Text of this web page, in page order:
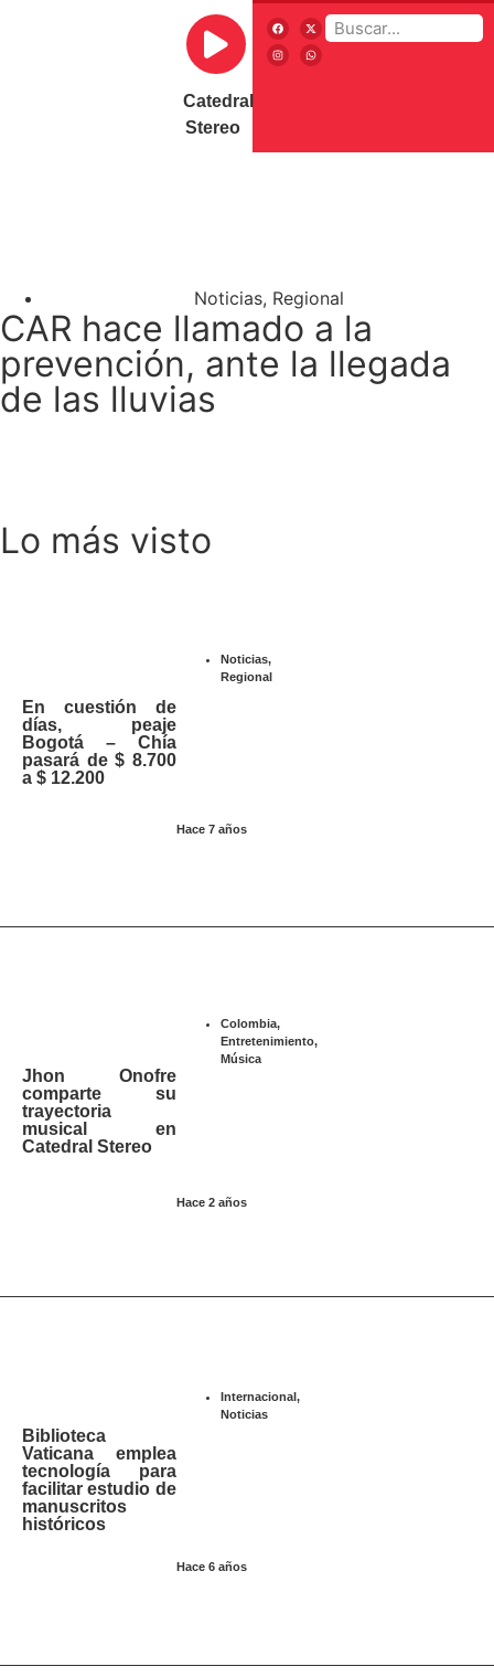
Catedral
Stereo
Noticias, Regional
CAR hace llamado a la
prevención, ante la llegada
de las lluvias
Lo más visto
Noticias,
Regional
Hace 7 años
En cuestión de
días, peaje
Bogotá – Chía
pasará de $ 8.700
a $ 12.200
Colombia,
Entretenimiento,
Música
Hace 2 años
Jhon Onofre
comparte su
trayectoria
musical en
Catedral Stereo
Internacional,
Noticias
Hace 6 años
Biblioteca
Vaticana emplea
tecnología para
facilitar estudio de
manuscritos
históricos